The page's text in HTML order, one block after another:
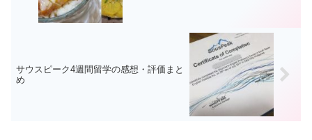
サウスピーク4週間留学の感想・評価まと
め